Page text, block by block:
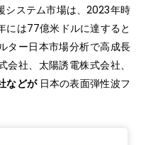
システム市場は、2023年時
には77億米ドルに達すると
ター日本市場分析で高成長
社、太陽誘電株式会社、
などが 日本の表面弾性波フ